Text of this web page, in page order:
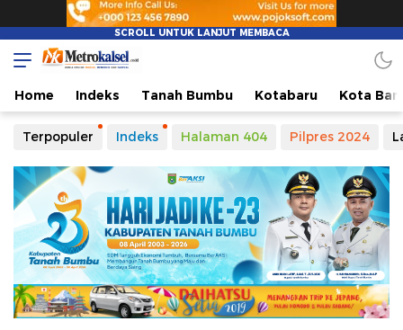
Home Indeks Tanah Bumbu Kotabaru Kota
Terpopuler Indeks Halaman 404 Pilpres 2024